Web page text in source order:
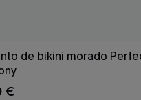
de bikini morado
€